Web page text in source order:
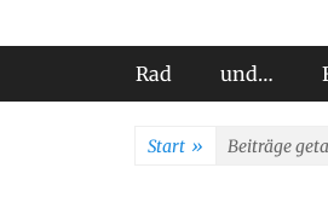
Primäres
Rad und…
Start » Beiträge